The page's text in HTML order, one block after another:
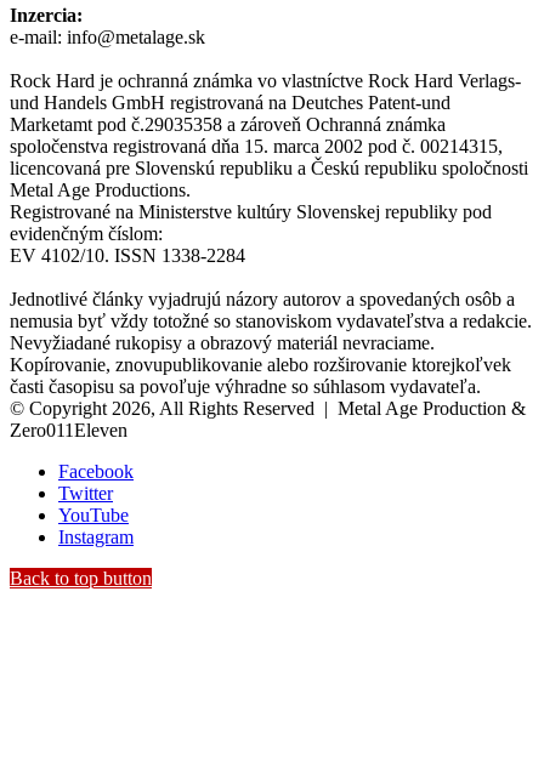
Inzercia:
e-mail: info@metalage.sk
Rock Hard je ochranná známka vo vlastníctve Rock Hard Verlags-
und Handels GmbH registrovaná na Deutches Patent-und
Marketamt pod č.29035358 a zároveň Ochranná známka
spoločenstva registrovaná dňa 15. marca 2002 pod č. 00214315,
licencovaná pre Slovenskú republiku a Českú republiku spoločnosti
Metal Age Productions.
Registrované na Ministerstve kultúry Slovenskej republiky pod
evidenčným číslom:
EV 4102/10. ISSN 1338-2284
Jednotlivé články vyjadrujú názory autorov a spovedaných osôb a
nemusia byť vždy totožné so stanoviskom vydavateľstva a redakcie.
Nevyžiadané rukopisy a obrazový materiál nevraciame.
Kopírovanie, znovupublikovanie alebo rozširovanie ktorejkoľvek
časti časopisu sa povoľuje výhradne so súhlasom vydavateľa.
© Copyright 2026, All Rights Reserved | Metal Age Production &
Zero011Eleven
Facebook
Twitter
YouTube
Instagram
Back to top button